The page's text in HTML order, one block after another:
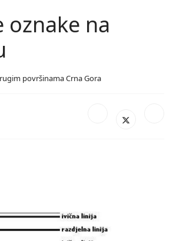
oznake na
površinama Crna Gora